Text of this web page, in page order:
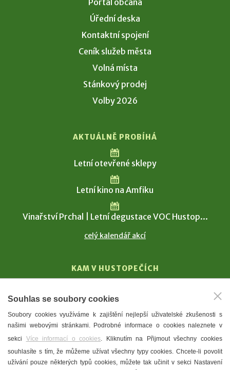
Portál občana
Úřední deska
Kontaktní spojení
Ceník služeb města
Volná místa
Stánkový prodej
Volby 2026
AKTUÁLNĚ PROBÍHÁ
Letní otevřené sklepy
Letní kino na Amfiku
Vinařství Prchal | Letní degustace VOC Hustop...
celý kalendář akcí
KAM V HUSTOPEČÍCH
T. G. Masaryk
Mandloně
Ubytování
Restaurace
Městské muzeum a galerie
Souhlas se soubory cookies
Soubory cookies využíváme k zajištění nejlepší uživatelské zkušenosti s
našimi webovými stránkami. Podrobné informace o cookies naleznete v
sekci Více informací o cookies. Kliknutím na Přijmout všechny cookies
souhlasíte s tím, že můžeme užívat všechny typy cookies. Chcete-li povolit
užívání pouze některých typů cookies, můžete tak učinit v sekci Nastavení